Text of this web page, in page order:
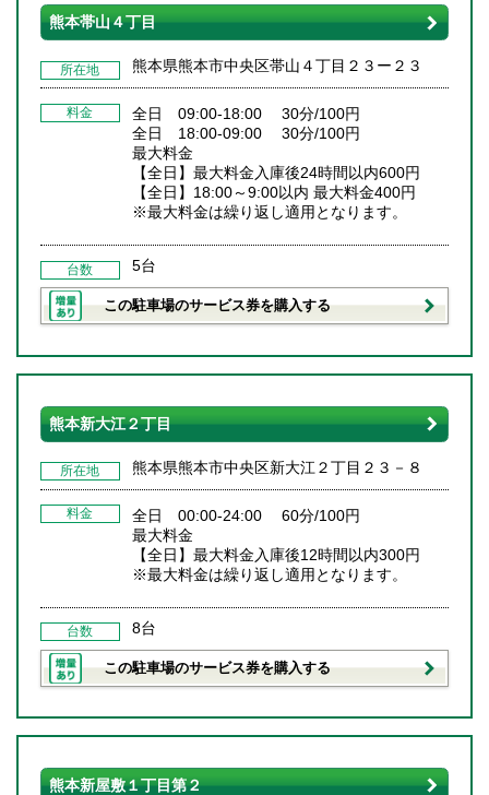
熊本帯山４丁目
所在地 熊本県熊本市中央区帯山４丁目２３ー２３
料金
全日 09:00-18:00 30分/100円
全日 18:00-09:00 30分/100円
最大料金
【全日】最大料金入庫後24時間以内600円
【全日】18:00～9:00以内 最大料金400円
※最大料金は繰り返し適用となります。
台数 5台
この駐車場のサービス券を購入する
熊本新大江２丁目
所在地 熊本県熊本市中央区新大江２丁目２３－８
料金
全日 00:00-24:00 60分/100円
最大料金
【全日】最大料金入庫後12時間以内300円
※最大料金は繰り返し適用となります。
台数 8台
この駐車場のサービス券を購入する
熊本新屋敷１丁目第２